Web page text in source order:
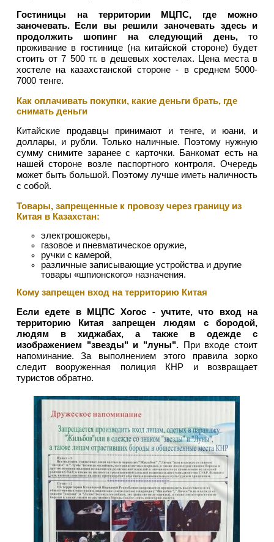
Гостиницы на территории МЦПС, где можно
заночевать. Если вы решили заночевать здесь и
продолжить шопинг на следующий день,то
проживание в гостинице (на китайской стороне) будет
стоить от 7 500 тг. в дешевых хостелах. Цена места в
хостеле на казахстанской стороне - в среднем 5000-
7000 тенге.
Как оплачивать покупки, какие деньги брать, где
снимать деньги
Китайские продавцы принимают и тенге, и юани, и
доллары, и рубли. Только наличные. Поэтому нужную
сумму снимите заранее с карточки. Банкомат есть на
нашей стороне возле паспортного контроля. Очередь
может быть большой. Поэтому лучше иметь наличность
с собой.
Товары, запрещенные к провозу через границу из
Китая в Казахстан:
электрошокеры,
газовое и пневматическое оружие,
ручки с камерой,
различные записывающие устройства и другие
товары «шпионского» назначения.
Кому запрещен вход на территорию Китая
Если едете в МЦПС Хогос - учтите, что вход на
территорию Китая запрещен людям с бородой,
людям в хиджабах, а также в одежде с
изображением "звезды" и "луны". При входе стоит
напоминание. За выполнением этого правила зорко
следит вооруженная полиция КНР и возвращает
туристов обратно.